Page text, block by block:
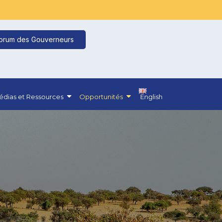
des Gouverneurs
et Ressources Opportunités English